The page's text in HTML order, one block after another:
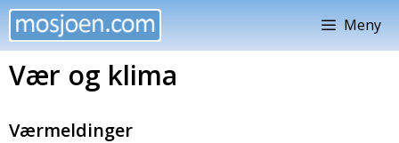
Hopp
innhold
Meny
Vær og klima
Værmeldinger